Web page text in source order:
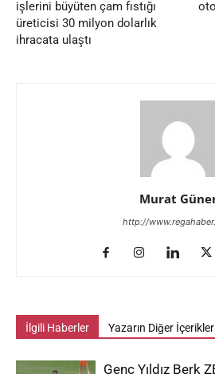
işlerini büyüten çam fıstığı
üreticisi 30 milyon dolarlık
ihracata ulaştı
Murat
http://
İlgili Haberler Yazarın Diğer
Genç Yıldız Berk